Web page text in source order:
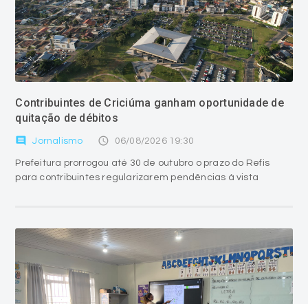
Contribuintes de Criciúma ganham oportunidade de
quitação de débitos
comment Jornalismo access_time 06/08/2026 19:30
Prefeitura prorrogou até 30 de outubro o prazo do Refis
para contribuintes regularizarem pendências à vista